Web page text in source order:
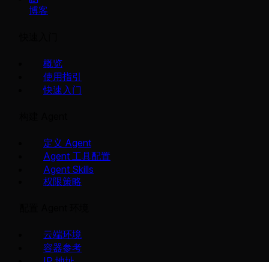
博客
概览
使用指引
快速入门
定义 Agent
Agent 工具配置
Agent Skills
权限策略
云端环境
容器参考